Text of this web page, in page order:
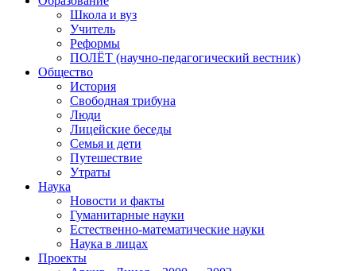
Школа и вуз
Учитель
Реформы
ПОЛЁТ (научно-педагогический вестник)
Общество
История
Свободная трибуна
Люди
Лицейские беседы
Семья и дети
Путешествие
Утраты
Наука
Новости и факты
Гуманитарные науки
Естественно-математические науки
Наука в лицах
Проекты